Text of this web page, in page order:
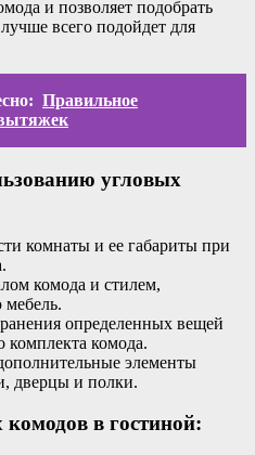
и позволяет подобрать
всего подойдет для
Правильное
угловых
комнаты и ее габариты при
комода и стилем,
определенных вещей
комплекта комода.
элементы
дверцы и полки.
в гостиной: